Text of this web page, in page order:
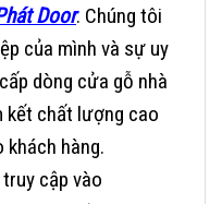
Door. Chúng tôi
của mình và sự uy
dòng cửa gỗ nhà
kết chất lượng cao
khách hàng.
cập vào